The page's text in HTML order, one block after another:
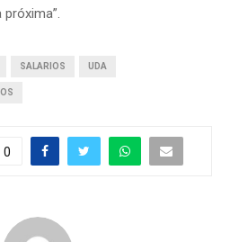
SALARIOS UDA
0